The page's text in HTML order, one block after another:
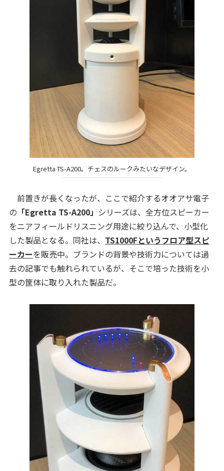
Egretta TS-A200。チェスのルークみたいなデザイン。
前置きが長くなったが、ここで紹介するオオアサ電子
の 「Egretta TS-A200」 シリーズは、全方位スピーカー
をニアフィールドリスニング用途に絞り込んで、小型化
した製品となる。同社は、 TS1000Fというフロア型スピ
ーカーを販売中。ブランドの背景や技術力については過
去の記事でも触れられているが、そこで培った技術を小
型の筐体に取り入れた製品だ。